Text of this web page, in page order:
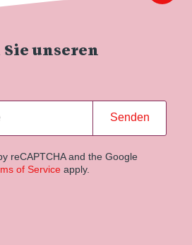
unseren
Senden
reCAPTCHA and the Google
of Service apply.